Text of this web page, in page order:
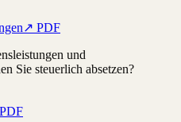
↗ PDF
und
Sie steuerlich absetzen?